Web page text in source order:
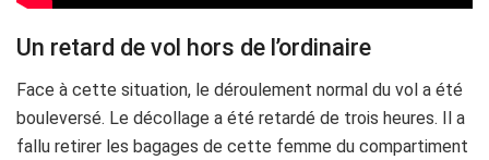
Un retard de vol hors de l’ordinaire
Face à cette situation, le déroulement normal du vol a été
bouleversé. Le décollage a été retardé de trois heures. Il a
fallu retirer les bagages de cette femme du compartiment